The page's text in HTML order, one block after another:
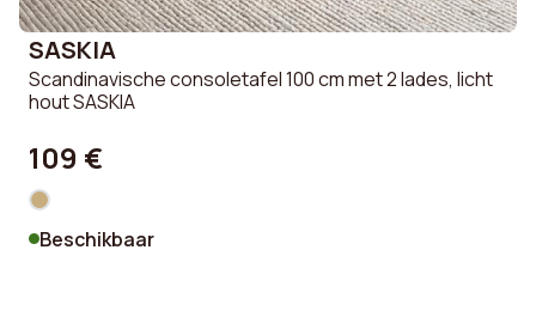
SASKIA
Scandinavische consoletafel 100 cm met 2 lades, licht
hout SASKIA
109 €
Beschikbaar